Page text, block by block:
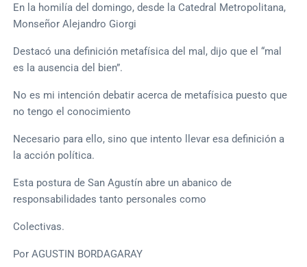
En la homilía del domingo, desde la Catedral Metropolitana,
Monseñor Alejandro Giorgi
Destacó una definición metafísica del mal, dijo que el “mal
es la ausencia del bien”.
No es mi intención debatir acerca de metafísica puesto que
no tengo el conocimiento
Necesario para ello, sino que intento llevar esa definición a
la acción política.
Esta postura de San Agustín abre un abanico de
responsabilidades tanto personales como
Colectivas.
Por AGUSTIN BORDAGARAY